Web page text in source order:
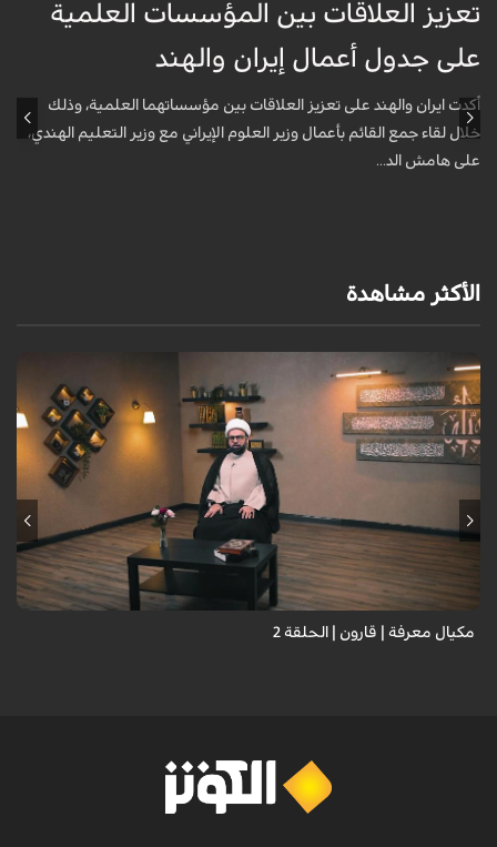
تعزيز العلاقات بين المؤسسات العلمية
على جدول أعمال إيران والهند
أكدت ايران والهند على تعزيز العلاقات بين مؤسساتهما العلمية، وذلك
خلال لقاء جمع القائم بأعمال وزير العلوم الإيراني مع وزير التعليم الهندي،
على هامش الد...
الأكثر مشاهدة
مكيال معرفة | قارون | الحلقة 2